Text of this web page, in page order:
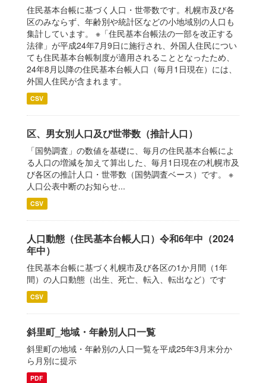
住民基本台帳に基づく人口・世帯数です。札幌市及び各
区のみならず、年齢別や統計区などの小地域別の人口も
集計しています。 ※「住民基本台帳法の一部を改正する
法律」が平成24年7月9日に施行され、外国人住民につい
ても住民基本台帳制度が適用されることとなったため、
24年8月以降の住民基本台帳人口（毎月1日現在）には、
外国人住民が含まれます。
CSV
区、男女別人口及び世帯数（推計人口）
「国勢調査」の数値を基礎に、毎月の住民基本台帳によ
る人口の増減を加えて算出した、毎月1日現在の札幌市及
び各区の推計人口・世帯数（国勢調査ベース）です。 ※
人口公表中断のお知らせ...
CSV
人口動態（住民基本台帳人口）令和6年中（2024
年中）
住民基本台帳に基づく札幌市及び各区の1か月間（1年
間）の人口動態（出生、死亡、転入、転出など）です
CSV
斜里町_地域・年齢別人口一覧
斜里町の地域・年齢別の人口一覧を平成25年3月末分か
ら月別に提示
PDF